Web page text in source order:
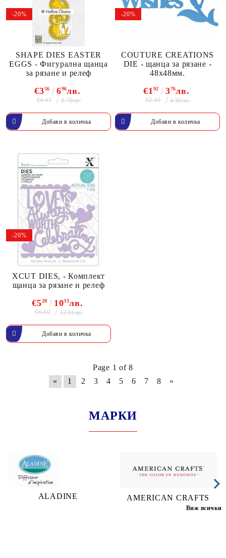
-20%
SHAPE DIES EASTER
EGGS - Фигурална щанца
за рязане и релеф
€356 696лв.
€4.45 8.70лв.
-20%
COUTURE CREATIONS
DIE - щанца за рязане -
48х48мм.
€1 92 376лв.
€2.40 4.69лв.
-20%
XCUT DIES, - Комплект
щанцa за рязане и релеф
€528 1033лв.
€6.60 12.91лв.
Page 1 of 8
«
1 2 3 4 5 6 7 8 »
МАРКИ
ALADINE AMERICAN CRAFTS
Виж всички